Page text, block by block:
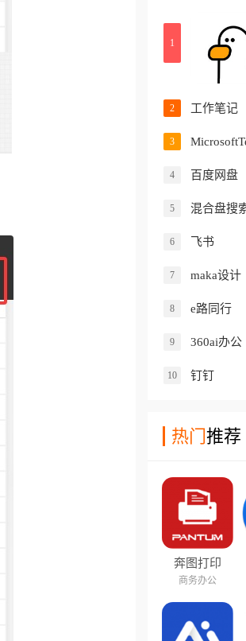
1
2 工作笔记
3
4 百度网盘
5 混合盘搜
6 飞书
7 maka设计
8 e路同行
9 360ai办公
10 钉钉
热门推荐
奔图打印
商务办公